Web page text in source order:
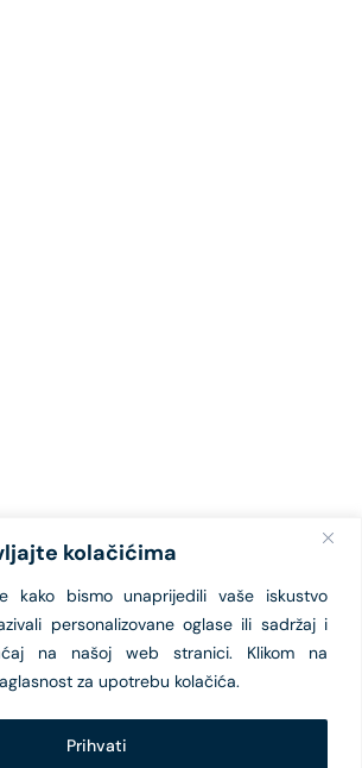
kolačićima
kako bismo unaprijedili vaše iskustvo
personalizovane oglase ili sadržaj i
na našoj web stranici. Klikom na
za upotrebu kolačića.
Prihvati